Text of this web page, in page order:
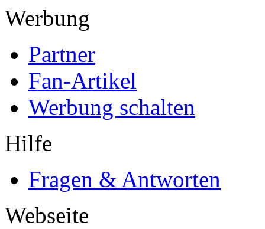
Werbung
Partner
Fan-Artikel
Werbung schalten
Hilfe
Fragen & Antworten
Webseite